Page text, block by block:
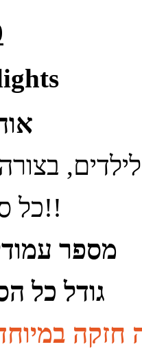
כל ספר- ספור וחוויה!!
מספר
גודל כל